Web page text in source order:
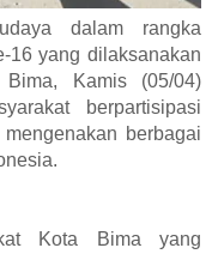
dalam rangka
16 yang dilaksanakan
Kamis (05/04)
berpartisipasi
berbagai
Kota Bima yang